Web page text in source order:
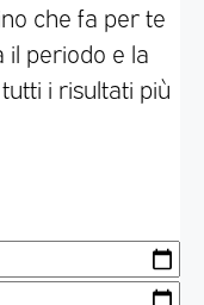
che fa per te
il periodo e la
i risultati più